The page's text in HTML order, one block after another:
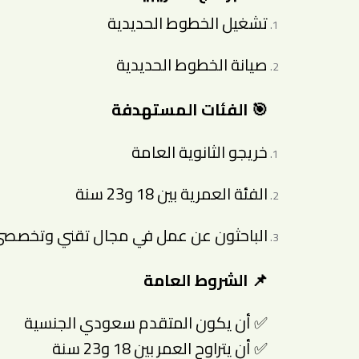
تشغيل الخطوط الحديدية
صيانة الخطوط الحديدية
🎯 الفئات المستهدفة
خريجو الثانوية العامة
الفئة العمرية بين 18 و23 سنة
الباحثون عن عمل في مجال تقني
📌 الشروط العامة
✅ أن يكون المتقدم سعودي الجنسية
✅ أن يتراوح العمر بين 18 و23 سنة